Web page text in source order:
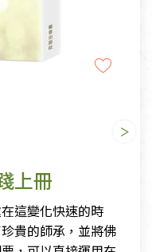
上冊
這變化快速的時
貴的師承，並將佛